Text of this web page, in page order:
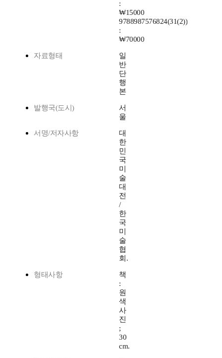
:
₩15000
9788987576824(31(2))
:
₩70000
자료형태
일
반
단
행
본
발행국(도시)
서
울
서명/저자사항
대
한
민
국
미
술
대
전
/
한
국
미
술
협
회.
형태사항
책
:
원
색
사
진
;
30
cm.